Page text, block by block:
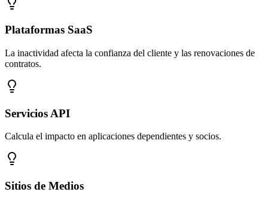
Plataformas SaaS
La inactividad afecta la confianza del cliente y las renovaciones de
contratos.
Servicios API
Calcula el impacto en aplicaciones dependientes y socios.
Sitios de Medios